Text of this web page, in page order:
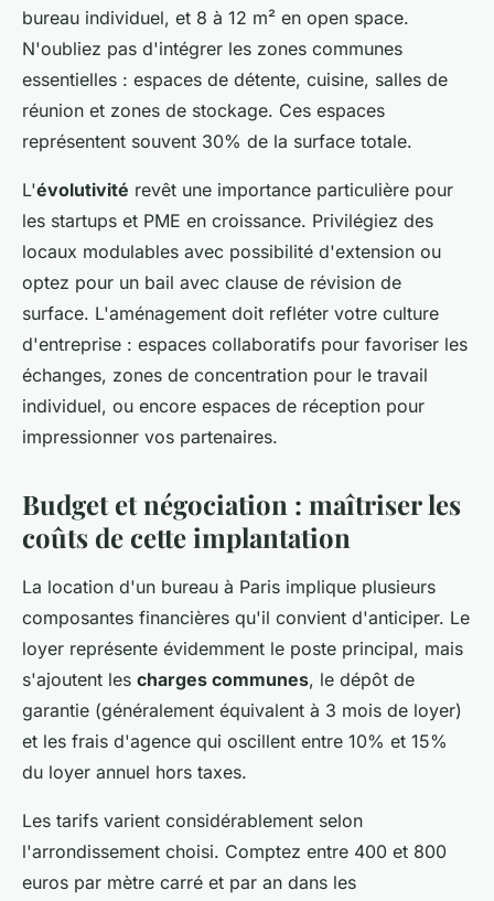
bureau individuel, et 8 à 12 m² en open space.
N'oubliez pas d'intégrer les zones communes
essentielles : espaces de détente, cuisine, salles de
réunion et zones de stockage. Ces espaces
représentent souvent 30% de la surface totale.
L'évolutivité revêt une importance particulière pour
les startups et PME en croissance. Privilégiez des
locaux modulables avec possibilité d'extension ou
optez pour un bail avec clause de révision de
surface. L'aménagement doit refléter votre culture
d'entreprise : espaces collaboratifs pour favoriser les
échanges, zones de concentration pour le travail
individuel, ou encore espaces de réception pour
impressionner vos partenaires.
Budget et négociation : maîtriser les
coûts de cette implantation
La location d'un bureau à Paris implique plusieurs
composantes financières qu'il convient d'anticiper. Le
loyer représente évidemment le poste principal, mais
s'ajoutent les charges communes, le dépôt de
garantie (généralement équivalent à 3 mois de loyer)
et les frais d'agence qui oscillent entre 10% et 15%
du loyer annuel hors taxes.
Les tarifs varient considérablement selon
l'arrondissement choisi. Comptez entre 400 et 800
euros par mètre carré et par an dans les